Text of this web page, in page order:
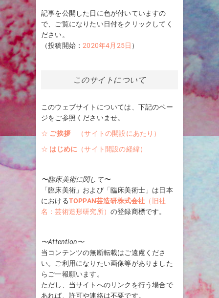
記事を公開した日に色が付いていますの
で、ご覧になりたい日付をクリックしてく
ださい。
（投稿開始：2020年4月25日 ）
このサイトについて
このウェブサイトについては、下記のペー
ジをご参照くださいませ。
☆ ご挨拶
（サイトの開設にあたり）
☆ はじめに （サイト開設の経緯）
〜臨床美術に関して〜
「臨床美術」および「臨床美術士」は日本
におけるTOPPAN芸造研株式会社 （旧社
名：芸術造形研究所） の登録商標です。
〜Attention〜
当コンテンツの無断転載はご遠慮くださ
い。ご利用になりたい画像等がありました
らご一報願います。
ただし、当サイトへのリンクを行う場合で
あれば、許可や連絡は不要です。